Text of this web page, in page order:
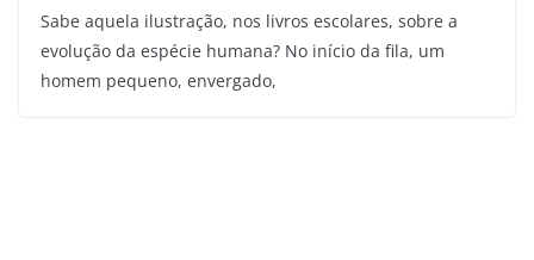
Sabe aquela ilustração, nos livros escolares, sobre a
evolução da espécie humana? No início da fila, um
homem pequeno, envergado,